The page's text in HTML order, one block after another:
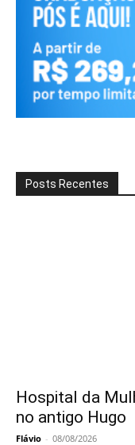
Posts Recentes
Hospital da
no antigo Hugo
Flávio - 08/08/2026